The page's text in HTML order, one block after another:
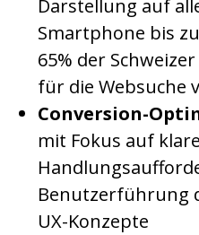
Darstellung auf
Smartphone bis
65% der
für die Websuche
Conversion-
mit Fokus auf klare
Benutzerführung
UX-Konzepte